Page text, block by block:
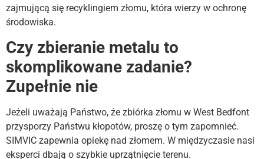
zajmującą się recyklingiem złomu, która wierzy w ochronę
środowiska.
Czy zbieranie metalu to
skomplikowane zadanie?
Zupełnie nie
Jeżeli uważają Państwo, że zbiórka złomu w West Bedfont
przysporzy Państwu kłopotów, proszę o tym zapomnieć.
SIMVIC zapewnia opiekę nad złomem. W międzyczasie nasi
eksperci dbają o szybkie uprzątnięcie terenu.